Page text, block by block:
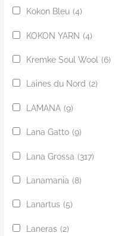
Kokon Bleu (4)
KOKON YARN (4)
Kremke Soul Wool (6)
Laines du Nord (2)
LAMANA (9)
Lana Gatto (9)
Lana Grossa (317)
Lanamania (8)
Lanartus (5)
Laneras (2)